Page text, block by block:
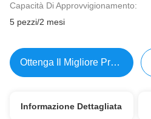
Capacità Di Approvvigionamento:
5 pezzi/2 mesi
Ottenga Il Migliore Prezzo
Informazione Dettagliata